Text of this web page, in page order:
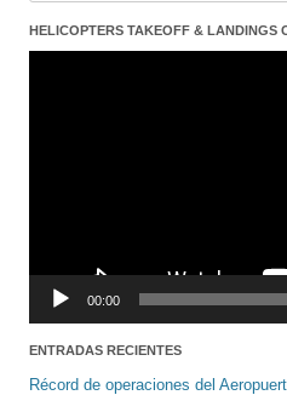
HELICOPTERS TAKEOFF & LANDINGS
00:00
ENTRADAS RECIENTES
Récord de operaciones del